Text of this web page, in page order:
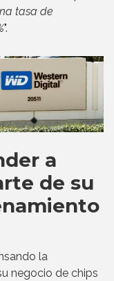
tasa de
".
a
de su
la
negocio de chips